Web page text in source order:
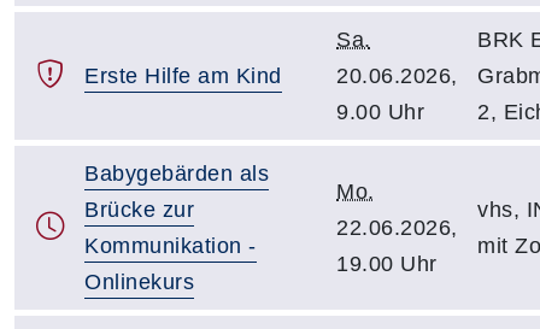
Erste Hilfe am Kind
Sa.
20.06.2026,
9.00 Uhr
BRK
2,
Babygebärden als
Brücke zur
Kommunikation -
Onlinekurs
Mo.
22.06.2026,
19.00 Uhr
vhs,
mit